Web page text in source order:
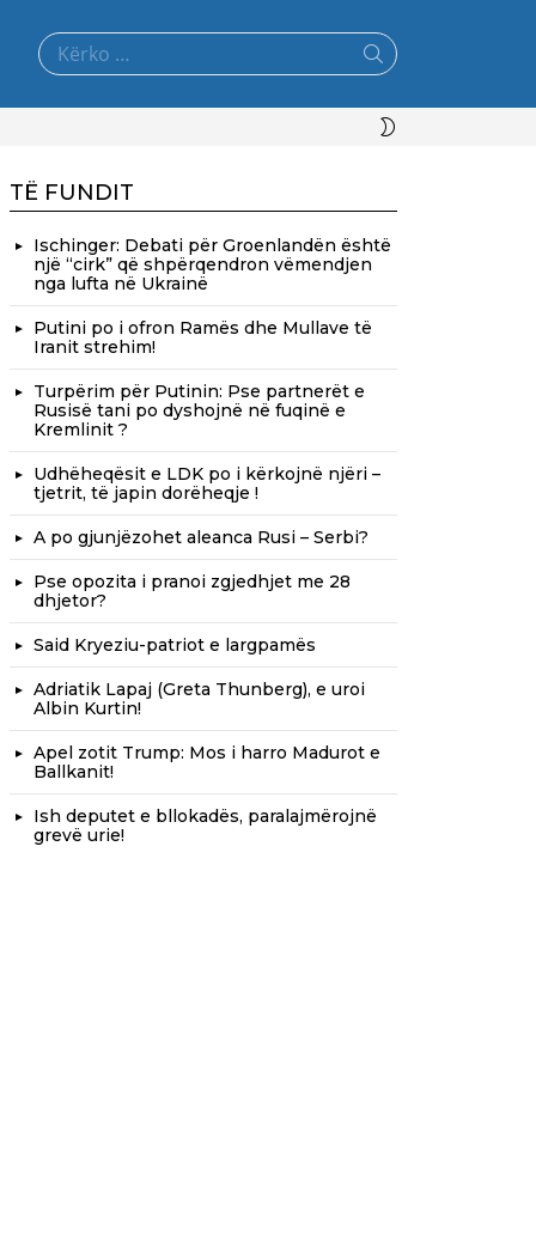
Search
for:
TË FUNDIT
Ischinger: Debati për Groenlandën është
një “cirk” që shpërqendron vëmendjen
nga lufta në Ukrainë
Putini po i ofron Ramës dhe Mullave të
Iranit strehim!
Turpërim për Putinin: Pse partnerët e
Rusisë tani po dyshojnë në fuqinë e
Kremlinit ?
Udhëheqësit e LDK po i kërkojnë njëri –
tjetrit, të japin dorëheqje !
A po gjunjëzohet aleanca Rusi – Serbi?
Pse opozita i pranoi zgjedhjet me 28
dhjetor?
Said Kryeziu-patriot e largpamës
Adriatik Lapaj (Greta Thunberg), e uroi
Albin Kurtin!
Apel zotit Trump: Mos i harro Madurot e
Ballkanit!
Ish deputet e bllokadës, paralajmërojnë
grevë urie!